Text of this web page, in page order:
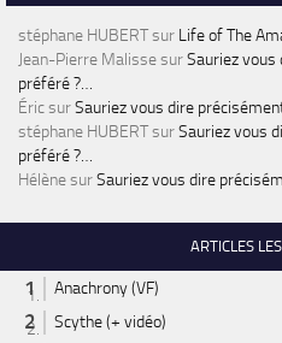
stéphane HUBERTsur Life of The
Jean-Pierre MalissesurSauriez
préféré ?…
ÉricsurSauriez vous dire
stéphane HUBERTsurSauriez vous
préféré ?…
HélènesurSauriez vous dire
ARTICLES
Anachrony (VF)
Scythe (+ vidéo)